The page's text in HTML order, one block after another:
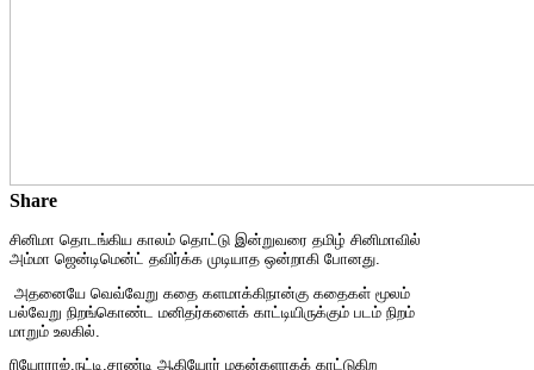
Share
சினிமா தொடங்கிய காலம் தொட்டு இன்றுவரை தமிழ் சினிமாவில்
அம்மா ஜென்டிமென்ட் தவிர்க்க முடியாத ஒன்றாகி போனது.
அதனையே வெவ்வேறு கதை களமாக்கிநான்கு கதைகள் மூலம்
பல்வேறு நிறங்கொண்ட மனிதர்களைக் காட்டியிருக்கும் படம் நிறம்
மாறும் உலகில்.
ரியோராஜ்,நட்டி,சாண்டி ஆகியோர் மகன்களாகக் காட்டுகிற